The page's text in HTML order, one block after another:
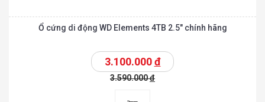
Ổ cứng di động WD Elements 4TB 2.5″ chính hãng
3.100.000đ
3.590.000đ